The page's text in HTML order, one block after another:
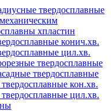
твердосплавные
хпластин
конич.хв.
цил.хв.
твердосплавные
твердосплавные
кон.хв.
цил.хв.